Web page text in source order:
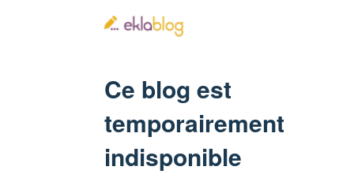
Ce blog est
temporairement
indisponible